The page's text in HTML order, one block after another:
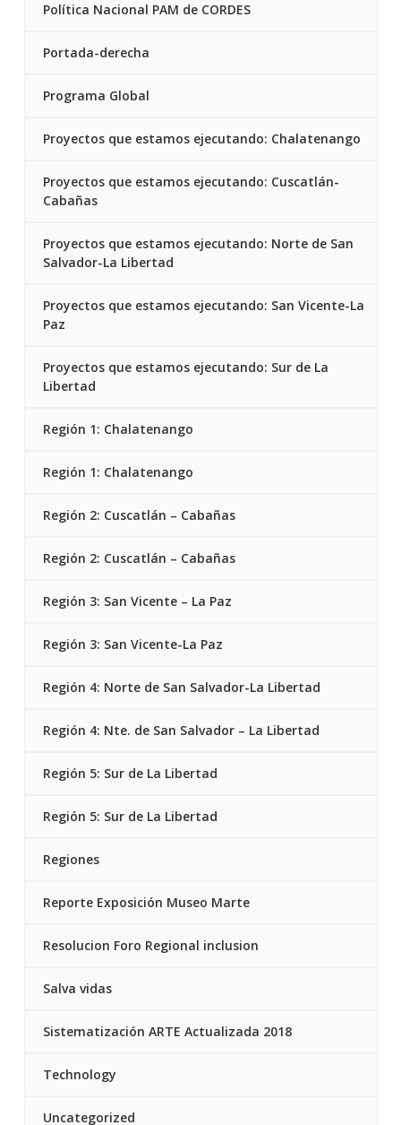
Política Nacional PAM de CORDES
Portada-derecha
Programa Global
Proyectos que estamos ejecutando: Chalatenango
Proyectos que estamos ejecutando: Cuscatlán-
Cabañas
Proyectos que estamos ejecutando: Norte de San
Salvador-La Libertad
Proyectos que estamos ejecutando: San Vicente-La
Paz
Proyectos que estamos ejecutando: Sur de La
Libertad
Región 1: Chalatenango
Región 1: Chalatenango
Región 2: Cuscatlán – Cabañas
Región 2: Cuscatlán – Cabañas
Región 3: San Vicente – La Paz
Región 3: San Vicente-La Paz
Región 4: Norte de San Salvador-La Libertad
Región 4: Nte. de San Salvador – La Libertad
Región 5: Sur de La Libertad
Región 5: Sur de La Libertad
Regiones
Reporte Exposición Museo Marte
Resolucion Foro Regional inclusion
Salva vidas
Sistematización ARTE Actualizada 2018
Technology
Uncategorized